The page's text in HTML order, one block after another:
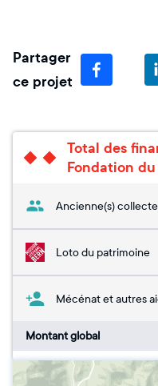
Partager
ce projet
Total des
Fondation
Ancienne(s)
Loto du patrimoine
Mécénat et autres
Montant global